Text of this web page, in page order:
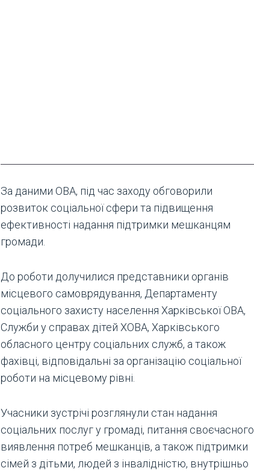
За даними ОВА, під час заходу обговорили
розвиток соціальної сфери та підвищення
ефективності надання підтримки мешканцям
громади.
До роботи долучилися представники органів
місцевого самоврядування, Департаменту
соціального захисту населення Харківської ОВА,
Служби у справах дітей ХОВА, Харківського
обласного центру соціальних служб, а також
фахівці, відповідальні за організацію соціальної
роботи на місцевому рівні.
Учасники зустрічі розглянули стан надання
соціальних послуг у громаді, питання своєчасного
виявлення потреб мешканців, а також підтримки
сімей з дітьми, людей з інвалідністю, внутрішньо